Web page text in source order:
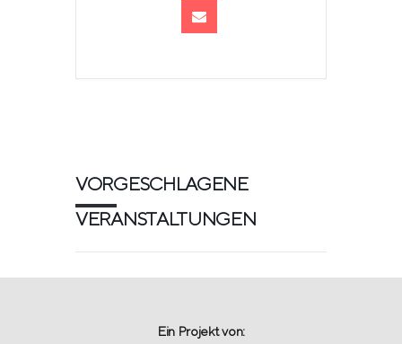
VORGESCHLAGENE
VERANSTALTUNGEN
Ein Projekt von:​